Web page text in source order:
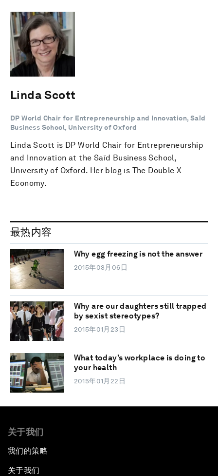
Linda Scott
DP World Chair for Entrepreneurship and Innovation, Saïd
Business School, University of Oxford
Linda Scott is DP World Chair for Entrepreneurship
and Innovation at the Saïd Business School,
University of Oxford. Her blog is The Double X
Economy.
最热内容
Why egg freezing is not the answer
2015年03月06日
Why are our daughters still trapped
by sexist stereotypes?
2015年01月23日
What today’s workplace is doing to
your health
2015年01月22日
关于我们
我们的策略
关于我们